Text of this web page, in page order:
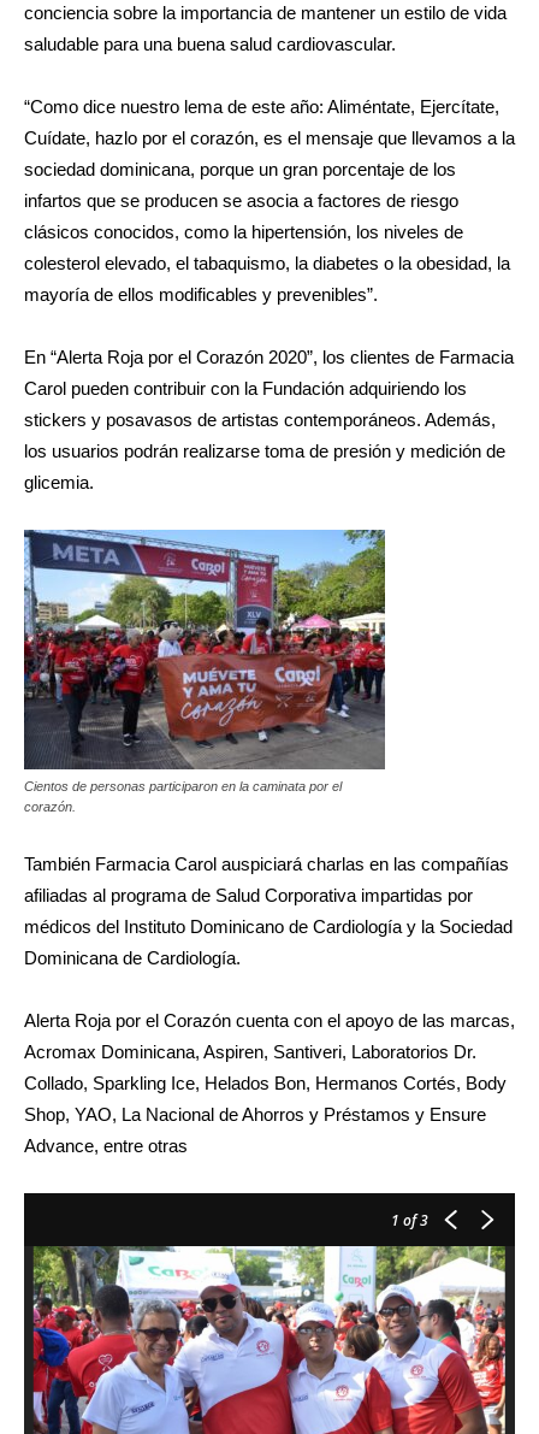
conciencia sobre la importancia de mantener un estilo de vida
saludable para una buena salud cardiovascular.
“Como dice nuestro lema de este año: Aliméntate, Ejercítate,
Cuídate, hazlo por el corazón, es el mensaje que llevamos a la
sociedad dominicana, porque un gran porcentaje de los
infartos que se producen se asocia a factores de riesgo
clásicos conocidos, como la hipertensión, los niveles de
colesterol elevado, el tabaquismo, la diabetes o la obesidad, la
mayoría de ellos modificables y prevenibles”.
En “Alerta Roja por el Corazón 2020”, los clientes de Farmacia
Carol pueden contribuir con la Fundación adquiriendo los
stickers y posavasos de artistas contemporáneos. Además,
los usuarios podrán realizarse toma de presión y medición de
glicemia.
Cientos de personas participaron en la caminata por el
corazón.
También Farmacia Carol auspiciará charlas en las compañías
afiliadas al programa de Salud Corporativa impartidas por
médicos del Instituto Dominicano de Cardiología y la Sociedad
Dominicana de Cardiología.
Alerta Roja por el Corazón cuenta con el apoyo de las marcas,
Acromax Dominicana, Aspiren, Santiveri, Laboratorios Dr.
Collado, Sparkling Ice, Helados Bon, Hermanos Cortés, Body
Shop, YAO, La Nacional de Ahorros y Préstamos y Ensure
Advance, entre otras
1 of 3